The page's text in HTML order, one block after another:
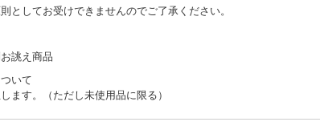
としてお受けできませんのでご了承ください。
誂え商品
いて
ます。（ただし未使用品に限る）